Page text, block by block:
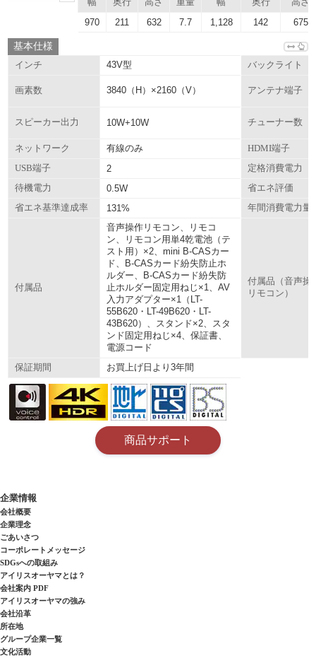
幅 奥行 高さ 重量 幅 奥行 高さ
970 211 632 7.7 1,128 142 675
基本仕様
インチ 43V型 バックライト
画素数 3840（H）×2160（V） アンテナ端子
スピーカー出力 10W+10W チューナー数
ネットワーク 有線のみ
HDMI端子
USB端子
2
定格消費電力
待機電力
0.5W
省エネ評価
省エネ基準達成率
131% 年間消費電力量
付属品
音声操作リモコン、リモコ
ン、リモコン用単4乾電池（テ
スト用）×2、mini B-CASカー
ド、B-CASカード紛失防止ホ
ルダー、B-CASカード紛失防
止ホルダー固定用ねじ×1、AV
入力アダプター×1（LT-
55B620・LT-49B620・LT-
43B620）、スタンド×2、スタ
ンド固定用ねじ×4、保証書、
電源コード
付属品（音声操
リモコン）
保証期間 お買上げ日より3年間
商品サポート
企業情報
会社概要
企業理念
ごあいさつ
コーポレートメッセージ
SDGsへの取組み
アイリスオーヤマとは？
会社案内 PDF
アイリスオーヤマの強み
会社沿革
所在地
グループ企業一覧
文化活動